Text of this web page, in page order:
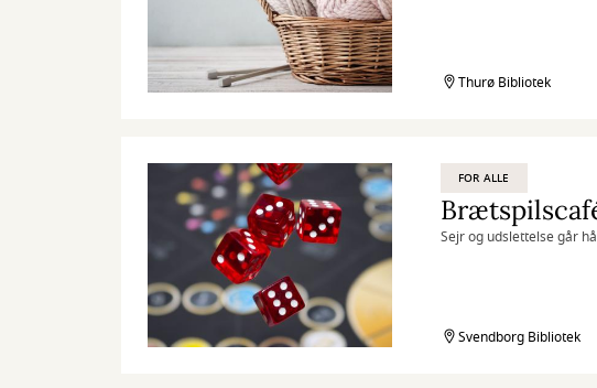
Thurø Bibliotek
FOR ALLE
Sejr og udslettelse går
Svendborg Bibliotek